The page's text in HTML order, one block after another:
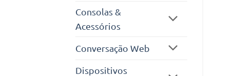
Consolas &
Acessórios
Conversação Web
Dispositivos